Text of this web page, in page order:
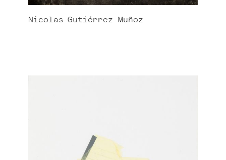
Nicolas Gutiérrez Muñoz